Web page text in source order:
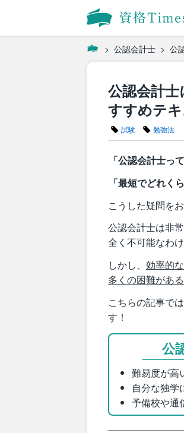
公認会計士 公
公認会計
すすめテ
試験 勉強法
「公認会計士っ
「最短でどれく
こうした疑問を
公認会計士は非
全く不可能なわ
しかし、 効率的
多くの困難がある
こちらの記事では
す！
公
難易度が高
自分な独学
予備校や通